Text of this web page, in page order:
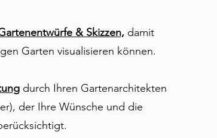
& Skizzen, damit
Garten visualisieren können.
durch Ihren Gartenarchitekten
der Ihre Wünsche und die